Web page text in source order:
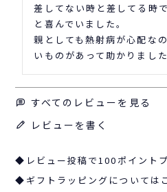
差してない時と差してる時
と喜んでいました。
親としても熱射病が心配な
いものがあって助かりました
すべてのレビューを見る
レビューを書く
◆レビュー投稿で100ポイント
◆ギフトラッピングについては